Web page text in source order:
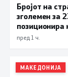
Бројот на
зголемен за
позиционира
дестинација
пред 1 ч.
МАКЕДОНИЈА